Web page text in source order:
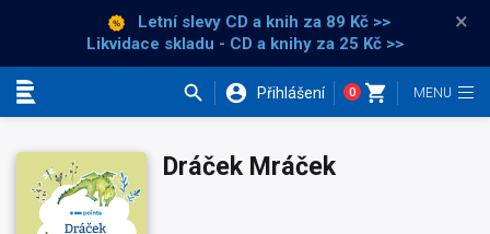
Letní slevy CD a knih za 89 Kč >>
Likvidace skladu - CD a knihy za 25 Kč >>
×
Přihlášení 0
Dráček Mráček